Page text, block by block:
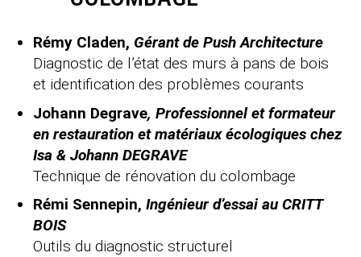
Rémy Claden, Gérant de Push Architecture
Diagnostic de l’état des murs à pans de bois
et identification des problèmes courants
Johann Degrave, Professionnel et formateur
en restauration et matériaux écologiques chez
Isa & Johann DEGRAVE
Technique de rénovation du colombage
Rémi Sennepin,Ingénieur d’essai au CRITT
BOIS
Outils du diagnostic structurel